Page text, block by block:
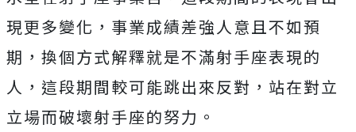
現更多變化，事業成績差強人意且不如預
期，換個方式解釋就是不滿射手座表現的
人，這段期間較可能跳出來反對，站在對立
立場而破壞射手座的努力。